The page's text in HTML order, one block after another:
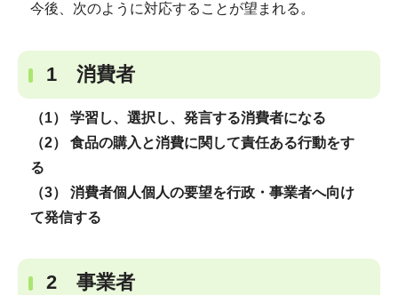
今後、次のように対応することが望まれる。
1 消費者
（1） 学習し、選択し、発言する消費者になる
（2） 食品の購入と消費に関して責任ある行動をす
る
（3） 消費者個人個人の要望を行政・事業者へ向け
て発信する
2 事業者